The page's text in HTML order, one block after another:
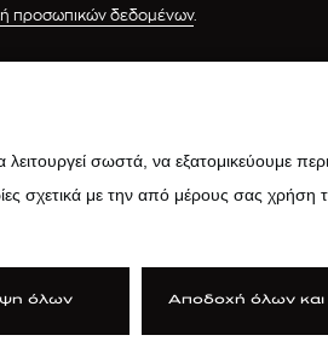
προσωπικών δεδομένων.
σωστά, να εξατομικεύουμε
σχετικά με την από μέρους σας
όλων Αποδοχή όλων και